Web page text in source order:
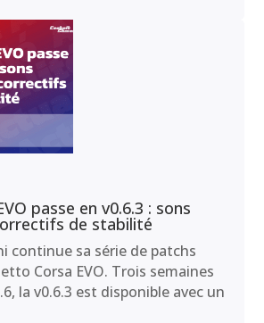
passe en v0.6.3 : sons
de stabilité
continue sa série de patchs
Corsa EVO. Trois semaines
la v0.6.3 est disponible avec un